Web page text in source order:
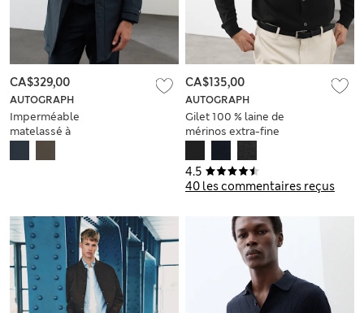
AUTOGRAPH
Imperméable
matelassé à
CA$329,00
4.5
40 les commentaires reçus
AUTOGRAPH
Gilet 100 % laine de
mérinos extra-fine
CA$135,00